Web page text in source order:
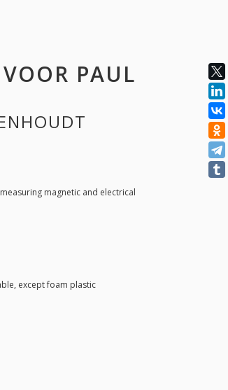
PAUL
magnetic and electrical
except foam plastic